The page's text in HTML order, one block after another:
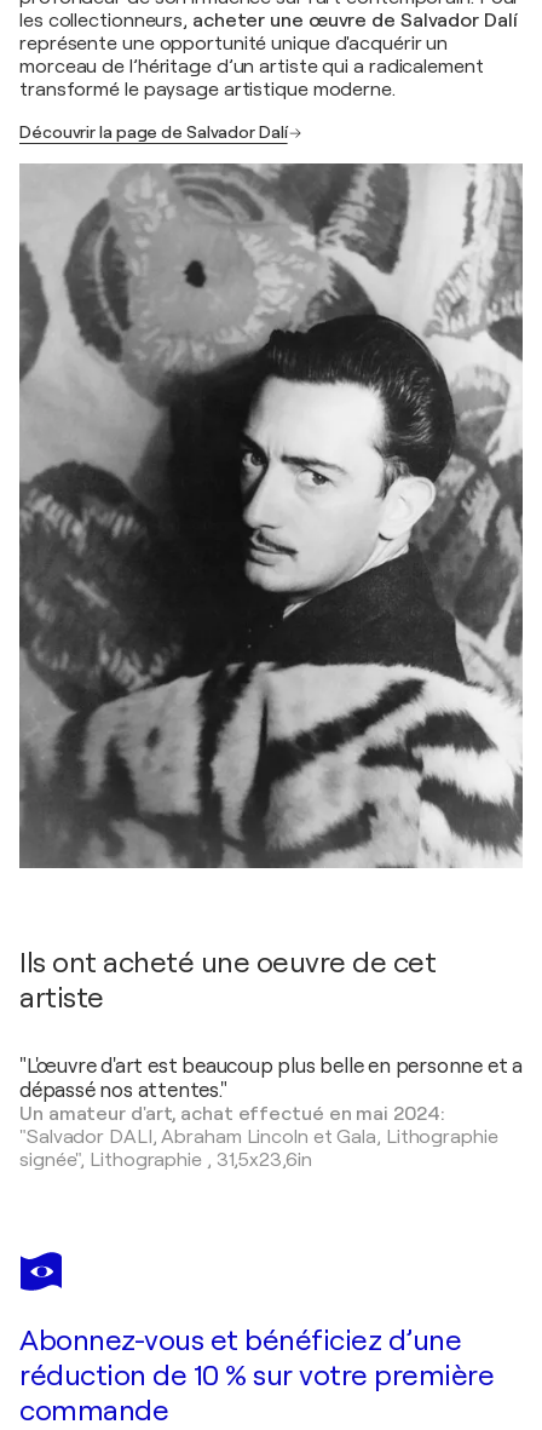
les collectionneurs, acheter une œuvre de Salvador Dalí
représente une opportunité unique d'acquérir un
morceau de l’héritage d’un artiste qui a radicalement
transformé le paysage artistique moderne.
Découvrir la page de Salvador Dalí
Ils ont acheté une oeuvre de cet
artiste
"L'œuvre d'art est beaucoup plus belle en personne et a
dépassé nos attentes."
Un amateur d'art, achat effectué en mai 2024:
"Salvador DALI, Abraham Lincoln et Gala, Lithographie
signée", Lithographie, 31,5x23,6in
Abonnez-vous et bénéficiez d’une
réduction de 10 % sur votre première
commande